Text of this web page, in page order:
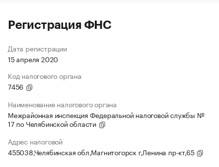
Регистрация ФНС
Дата регистрации
15 апреля 2020
Код налогового органа
7456
Наименование налогового органа
Межрайонная инспекция Федеральной налоговой службы №
17 по Челябинской области
Адрес налоговой
455038,Челябинская обл,Магнитогорск г,Ленина пр-кт,65